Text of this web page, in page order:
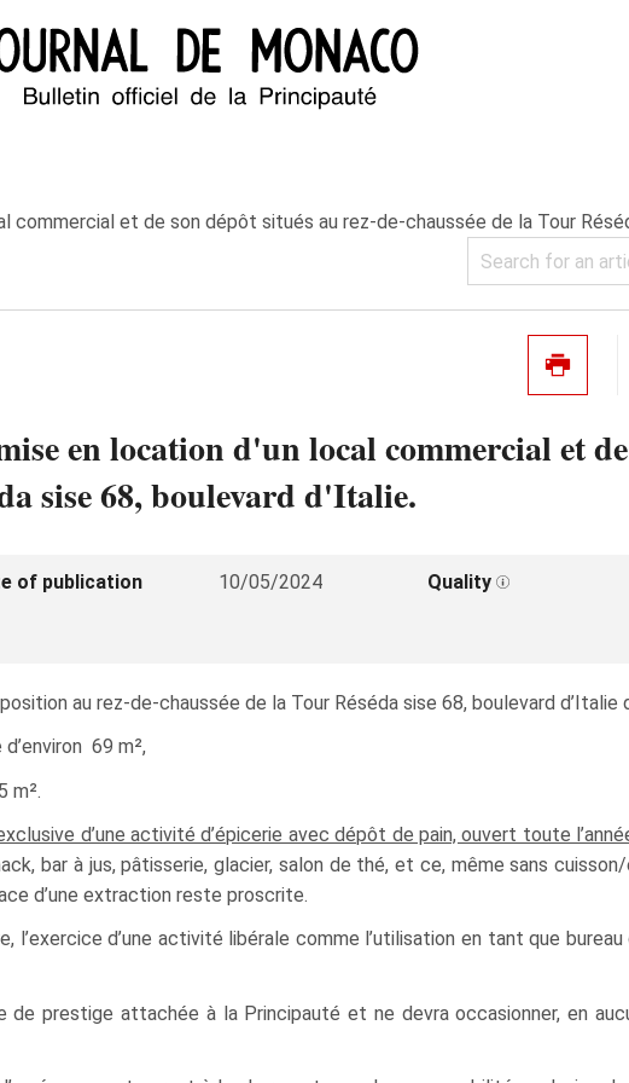
et de son dépôt situés au rez-de-chaussée de la Tour
en location d'un local commercial et
sise 68, boulevard d'Italie.
of publication 10/05/2024 Quality
au rez-de-chaussée de la Tour Réséda sise 68, boulevard d’Italie
69 m²,
m².
d’une activité d’épicerie avec dépôt de pain, ouvert toute
bar à jus, pâtisserie, glacier, salon de thé, et ce, même sans
d’une extraction reste proscrite.
l’exercice d’une activité libérale comme l’utilisation en tant que
de prestige attachée à la Principauté et ne devra occasionner, en